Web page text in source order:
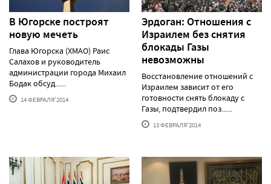
В Югорске построят
новую мечеть
Глава Югорска (ХМАО) Раис
Салахов и руководитель
администрации города Михаил
Бодак обсуд......
14 ФЕВРАЛЯ'2014
Эрдоган: Отношения с
Израилем без снятия
блокады Газы
невозможны
Восстановление отношений с
Израилем зависит от его
готовности снять блокаду с
Газы, подтвердил поз......
13 ФЕВРАЛЯ'2014